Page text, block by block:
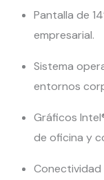
Pantalla de
empresarial.
Sistema
entornos
Gráficos
de oficina y
Conectividad